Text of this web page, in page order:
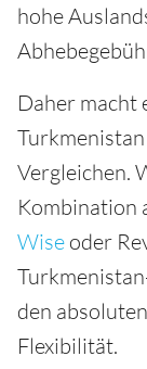
hohe
Daher macht
Vergleichen.
Kombination
Wise oder
den
Flexibilität.